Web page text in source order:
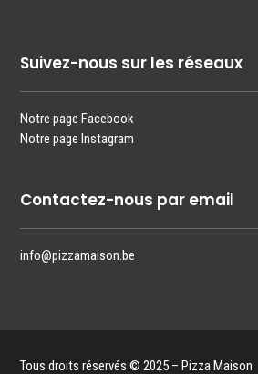
Suivez-nous sur les réseaux
Notre page Facebook
Notre page Instagram
Contactez-nous par email
info@pizzamaison.be
Tous droits réservés © 2025 – Pizza Maison